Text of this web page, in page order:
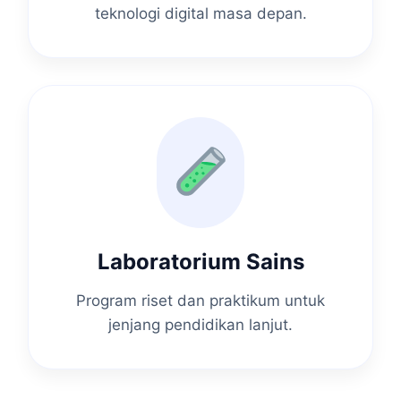
teknologi digital masa depan.
Laboratorium Sains
Program riset dan praktikum untuk
jenjang pendidikan lanjut.